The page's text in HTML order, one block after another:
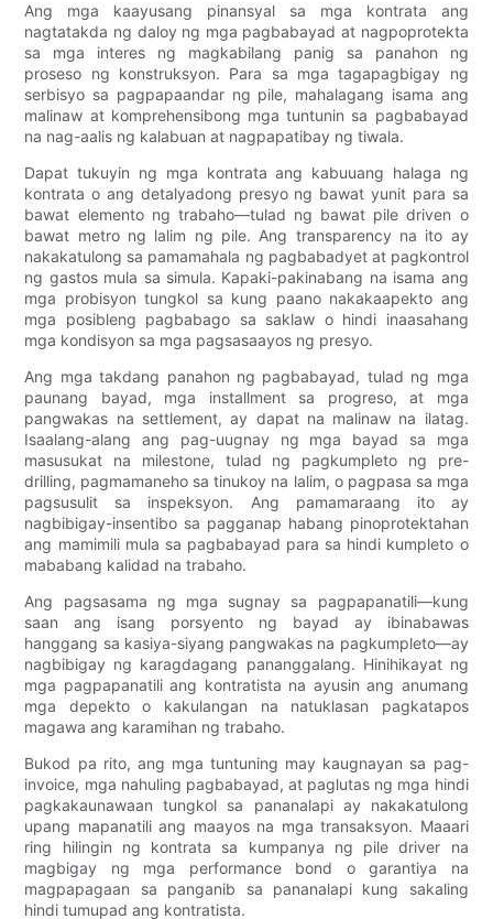
Ang mga kaayusang pinansyal sa mga kontrata ang
nagtatakda ng daloy ng mga pagbabayad at nagpoprotekta
sa mga interes ng magkabilang panig sa panahon ng
proseso ng konstruksyon. Para sa mga tagapagbigay ng
serbisyo sa pagpapaandar ng pile, mahalagang isama ang
malinaw at komprehensibong mga tuntunin sa pagbabayad
na nag-aalis ng kalabuan at nagpapatibay ng tiwala.
Dapat tukuyin ng mga kontrata ang kabuuang halaga ng
kontrata o ang detalyadong presyo ng bawat yunit para sa
bawat elemento ng trabaho—tulad ng bawat pile driven o
bawat metro ng lalim ng pile. Ang transparency na ito ay
nakakatulong sa pamamahala ng pagbabadyet at pagkontrol
ng gastos mula sa simula. Kapaki-pakinabang na isama ang
mga probisyon tungkol sa kung paano nakakaapekto ang
mga posibleng pagbabago sa saklaw o hindi inaasahang
mga kondisyon sa mga pagsasaayos ng presyo.
Ang mga takdang panahon ng pagbabayad, tulad ng mga
paunang bayad, mga installment sa progreso, at mga
pangwakas na settlement, ay dapat na malinaw na ilatag.
Isaalang-alang ang pag-uugnay ng mga bayad sa mga
masusukat na milestone, tulad ng pagkumpleto ng pre-
drilling, pagmamaneho sa tinukoy na lalim, o pagpasa sa mga
pagsusulit sa inspeksyon. Ang pamamaraang ito ay
nagbibigay-insentibo sa pagganap habang pinoprotektahan
ang mamimili mula sa pagbabayad para sa hindi kumpleto o
mababang kalidad na trabaho.
Ang pagsasama ng mga sugnay sa pagpapanatili—kung
saan ang isang porsyento ng bayad ay ibinabawas
hanggang sa kasiya-siyang pangwakas na pagkumpleto—ay
nagbibigay ng karagdagang pananggalang. Hinihikayat ng
mga pagpapanatili ang kontratista na ayusin ang anumang
mga depekto o kakulangan na natuklasan pagkatapos
magawa ang karamihan ng trabaho.
Bukod pa rito, ang mga tuntuning may kaugnayan sa pag-
invoice, mga nahuling pagbabayad, at paglutas ng mga hindi
pagkakaunawaan tungkol sa pananalapi ay nakakatulong
upang mapanatili ang maayos na mga transaksyon. Maaari
ring hilingin ng kontrata sa kumpanya ng pile driver na
magbigay ng mga performance bond o garantiya na
magpapagaan sa panganib sa pananalapi kung sakaling
hindi tumupad ang kontratista.